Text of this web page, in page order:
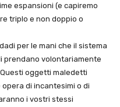
espansioni (e capiremo
triplo e non doppio o
per le mani che il sistema
prendano volontariamente
oggetti maledetti
di incantesimi o di
i vostri stessi